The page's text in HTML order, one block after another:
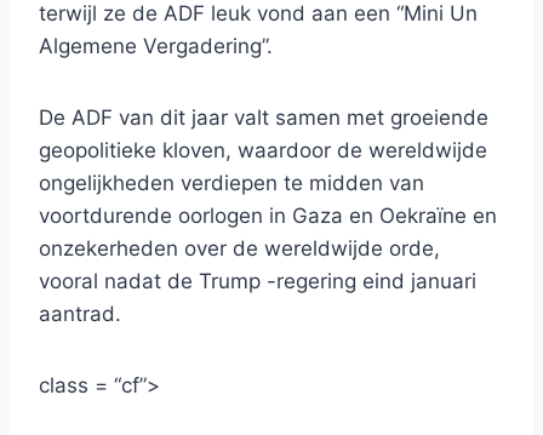
terwijl ze de ADF leuk vond aan een “Mini Un
Algemene Vergadering”.
De ADF van dit jaar valt samen met groeiende
geopolitieke kloven, waardoor de wereldwijde
ongelijkheden verdiepen te midden van
voortdurende oorlogen in Gaza en Oekraïne en
onzekerheden over de wereldwijde orde,
vooral nadat de Trump -regering eind januari
aantrad.
class = “cf”>